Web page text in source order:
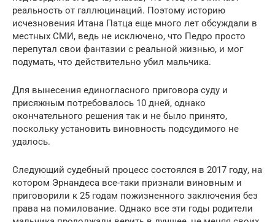
реальность от галлюцинаций. Поэтому историю
исчезновения Итана Патца еще много лет обсуждали в
местных СМИ, ведь не исключено, что Педро просто
перепутал свои фантазии с реальной жизнью, и мог
подумать, что действительно убил мальчика.
Для вынесения единогласного приговора суду и
присяжным потребовалось 10 дней, однако
окончательного решения так и не было принято,
поскольку установить виновность подсудимого не
удалось.
Следующий судебный процесс состоялся в 2017 году, на
котором Эрнандеса все-таки признали виновным и
приговорили к 25 годам пожизненного заключения без
права на помилование. Однако все эти годы родители